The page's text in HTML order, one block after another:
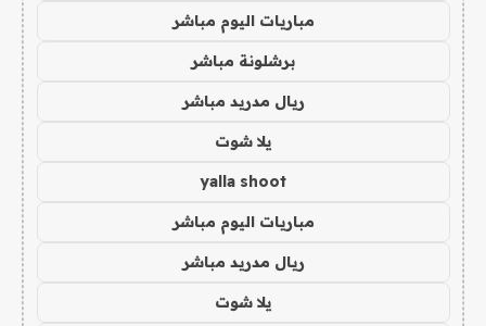
مباريات اليوم مباشر
برشلونة مباشر
ريال مدريد مباشر
يلا شوت
yalla shoot
مباريات اليوم مباشر
ريال مدريد مباشر
يلا شوت